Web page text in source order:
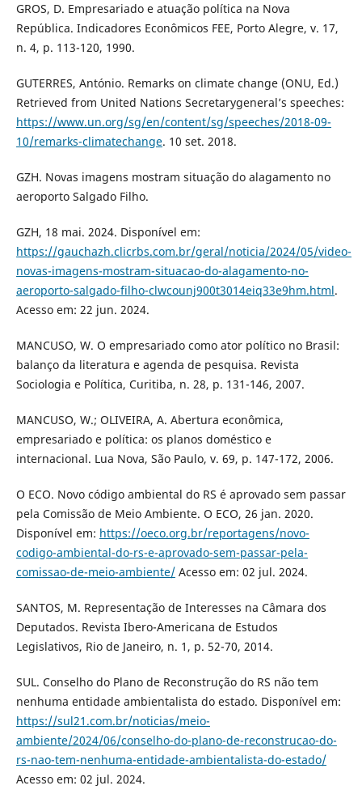
GROS, D. Empresariado e atuação política na Nova
República. Indicadores Econômicos FEE, Porto Alegre, v. 17,
n. 4, p. 113-120, 1990.
GUTERRES, António. Remarks on climate change (ONU, Ed.)
Retrieved from United Nations Secretarygeneral’s speeches:
https://www.un.org/sg/en/content/sg/speeches/2018-09-
10/remarks-climatechange. 10 set. 2018.
GZH. Novas imagens mostram situação do alagamento no
aeroporto Salgado Filho.
GZH, 18 mai. 2024. Disponível em:
https://gauchazh.clicrbs.com.br/geral/noticia/2024/05/video-
novas-imagens-mostram-situacao-do-alagamento-no-
aeroporto-salgado-filho-clwcounj900t3014eiq33e9hm.html.
Acesso em: 22 jun. 2024.
MANCUSO, W. O empresariado como ator político no Brasil:
balanço da literatura e agenda de pesquisa. Revista
Sociologia e Política, Curitiba, n. 28, p. 131-146, 2007.
MANCUSO, W.; OLIVEIRA, A. Abertura econômica,
empresariado e política: os planos doméstico e
internacional. Lua Nova, São Paulo, v. 69, p. 147-172, 2006.
O ECO. Novo código ambiental do RS é aprovado sem passar
pela Comissão de Meio Ambiente. O ECO, 26 jan. 2020.
Disponível em: https://oeco.org.br/reportagens/novo-
codigo-ambiental-do-rs-e-aprovado-sem-passar-pela-
comissao-de-meio-ambiente/Acesso em: 02 jul. 2024.
SANTOS, M. Representação de Interesses na Câmara dos
Deputados. Revista Ibero-Americana de Estudos
Legislativos, Rio de Janeiro, n. 1, p. 52-70, 2014.
SUL. Conselho do Plano de Reconstrução do RS não tem
nenhuma entidade ambientalista do estado. Disponível em:
https://sul21.com.br/noticias/meio-
ambiente/2024/06/conselho-do-plano-de-reconstrucao-do-
rs-nao-tem-nenhuma-entidade-ambientalista-do-estado/
Acesso em: 02 jul. 2024.